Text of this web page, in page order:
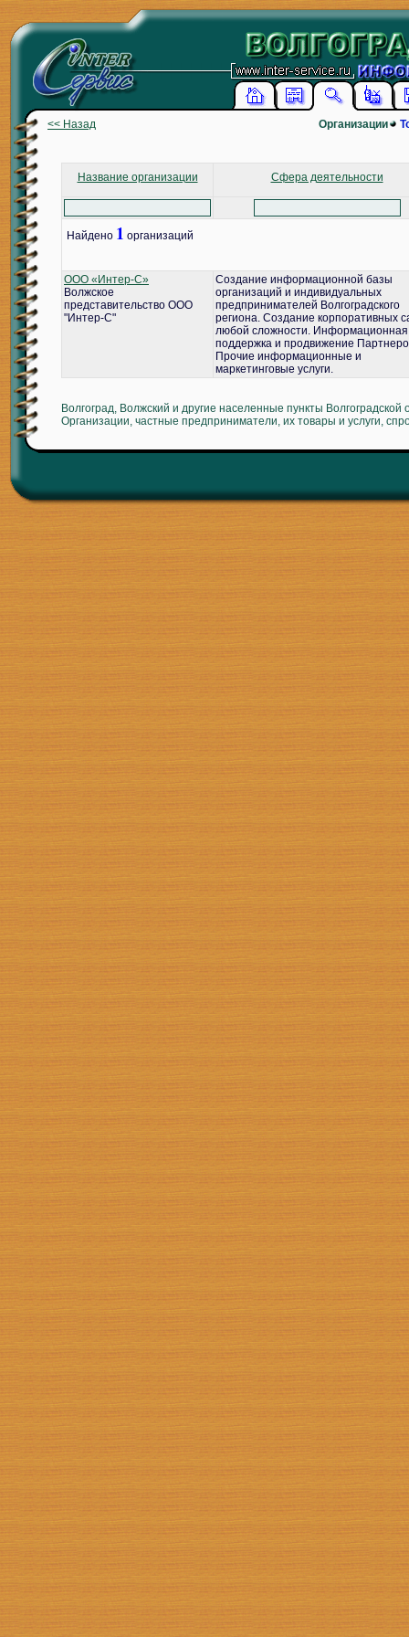
<< Назад Организации
Название организации Сфера деятельности
Найдено 1 организаций
ООО «Интер-С»
Волжское
представительство ООО
"Интер-С"
Создание информационной базы
организаций и индивидуальных
предпринимателей Волгоградского
региона. Создание корпоративных
любой сложности. Информационная
поддержка и продвижение
Прочие информационные и
маркетинговые услуги.
Волгоград, Волжский и другие населенные пункты Волгоградской
Организации, частные предприниматели, их товары и услуги,